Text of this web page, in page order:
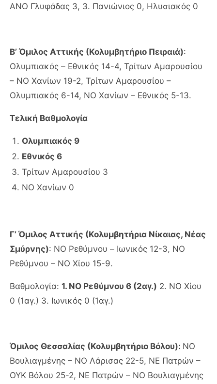
ΑΝΟ Γλυφάδας 3, 3. Πανιώνιος 0, Ηλυσιακός 0
Β’ Όμιλος Αττικής (Κολυμβητήριο Πειραιά):
Ολυμπιακός – Εθνικός 14-4, Τρίτων Αμαρουσίου
– ΝΟ Χανίων 19-2, Τρίτων Αμαρουσίου –
Ολυμπιακός 6-14, ΝΟ Χανίων – Εθνικός 5-13.
Τελική Βαθμολογία
Ολυμπιακός 9
Εθνικός 6
Τρίτων Αμαρουσίου 3
ΝΟ Χανίων 0
Γ’ Όμιλος Αττικής (Κολυμβητήρια Νίκαιας, Νέας
Σμύρνης): ΝΟ Ρεθύμνου – Ιωνικός 12-3, ΝΟ
Ρεθύμνου – ΝΟ Χίου 15-9.
Βαθμολογία: 1. ΝΟ Ρεθύμνου 6 (2αγ.) 2. ΝΟ Χίου
0 (1αγ.) 3. Ιωνικός 0 (1αγ.)
Όμιλος Θεσσαλίας (Κολυμβητήριο Βόλου): ΝΟ
Βουλιαγμένης – ΝΟ Λάρισας 22-5, ΝΕ Πατρών –
ΟΥΚ Βόλου 25-2, ΝΕ Πατρών – ΝΟ Βουλιαγμένης